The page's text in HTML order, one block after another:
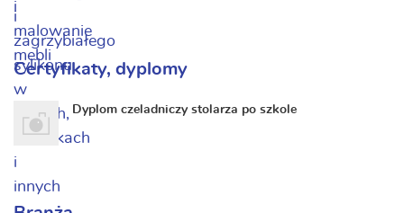
Certyfikaty, dyplomy
Dyplom czeladniczy stolarza po szkole